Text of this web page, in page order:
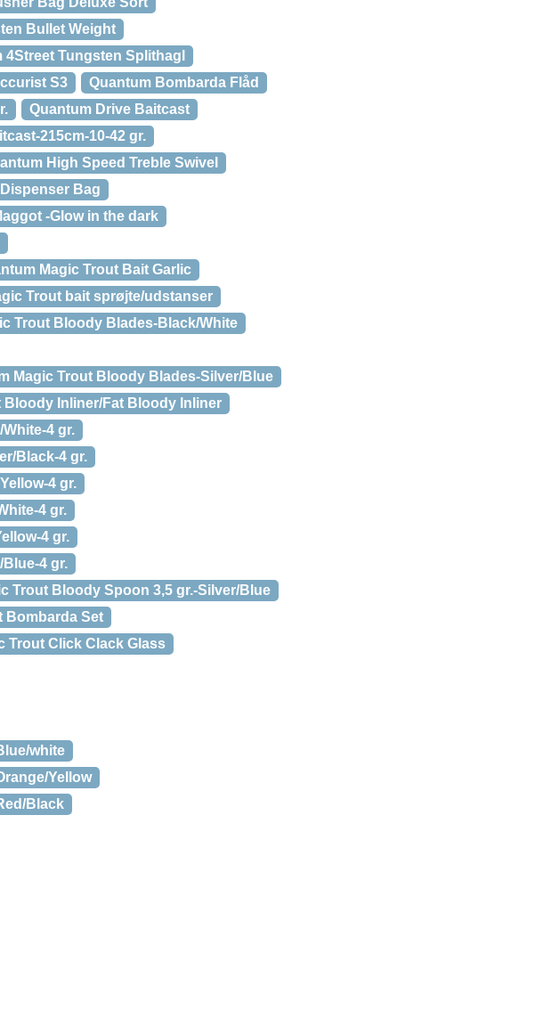
Bullet Weight
4Street Tungsten Splithagl
S3
Quantum Bombarda Flåd
Quantum Drive Baitcast
215cm-10-42 gr.
High Speed Treble Swivel
Bag
-Glow in the dark
Magic Trout Bait Garlic
Trout bait sprøjte/udstanser
Trout Bloody Blades-Black/White
Magic Trout Bloody Blades-Silver/Blue
Bloody Inliner/Fat Bloody Inliner
4 gr.
Black-4 gr.
4 gr.
4 gr.
4 gr.
4 gr.
Trout Bloody Spoon 3,5 gr.-Silver/Blue
Bombarda Set
Trout Click Clack Glass
white
Yellow
Black